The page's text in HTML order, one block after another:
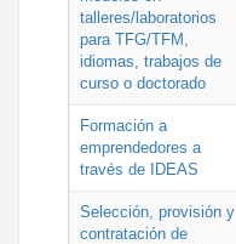
talleres/laboratorios
para TFG/TFM,
idiomas, trabajos de
curso o doctorado
Formación a
emprendedores a
través de IDEAS
Selección, provisión y
contratación de